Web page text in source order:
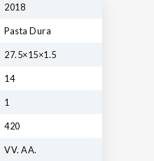
2018
Pasta Dura
27.5×15×1.5
14
1
420
VV. AA.